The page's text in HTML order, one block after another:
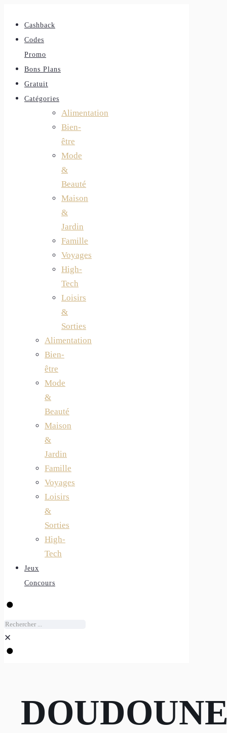
Cashback
Codes
Promo
Bons Plans
Gratuit
Catégories
Alimentation
Bien-
être
Mode
&
Beauté
Maison
&
Jardin
Famille
Voyages
High-
Tech
Loisirs
&
Sorties
Alimentation
Bien-
être
Mode
&
Beauté
Maison
&
Jardin
Famille
Voyages
Loisirs
&
Sorties
High-
Tech
Jeux
Concours
✕